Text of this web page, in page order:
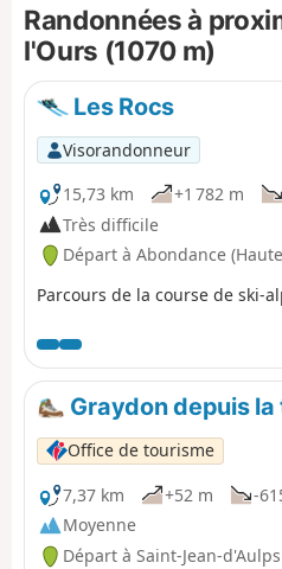
du Mont-Blanc, les sommets
Randonnées à
l'Ours (1070 m)
Les Rocs
Visorandonneur
15,73 km
+1 782 m
Très difficile
Départ à Abondance
Parcours de la course de ski-
Graydon depuis
Office de tourisme
7,37 km
+52 m -
Moyenne
Départ à Saint-Jean-